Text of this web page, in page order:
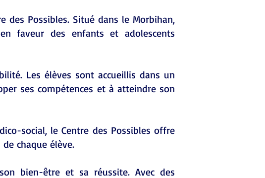
des Possibles. Situé dans le Morbihan,
faveur des enfants et adolescents
Les élèves sont accueillis dans un
ses compétences et à atteindre son
social, le Centre des Possibles offre
chaque élève.
bien-être et sa réussite. Avec des